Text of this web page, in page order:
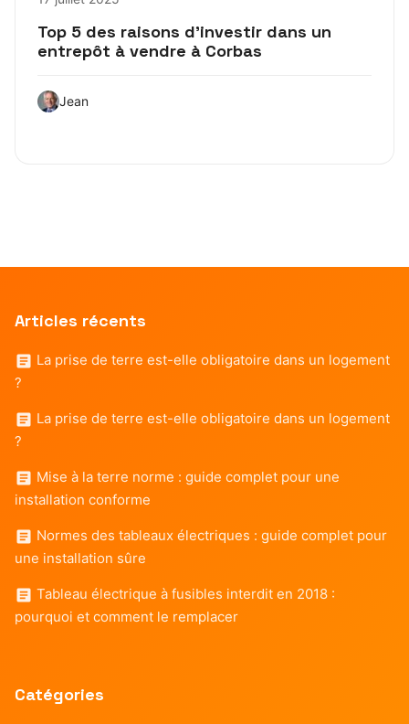
Top 5 des raisons d’investir dans un
entrepôt à vendre à Corbas
Jean
Articles récents
La prise de terre est-elle obligatoire dans un logement
?
La prise de terre est-elle obligatoire dans un logement
?
Mise à la terre norme : guide complet pour une
installation conforme
Normes des tableaux électriques : guide complet pour
une installation sûre
Tableau électrique à fusibles interdit en 2018 :
pourquoi et comment le remplacer
Catégories